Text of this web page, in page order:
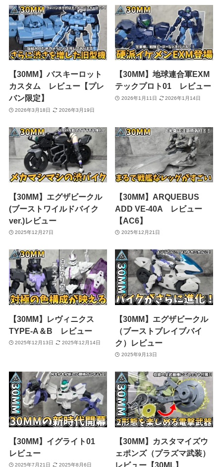
【30MM】バスキーロット
カスタム レビュー【プレ
バン限定】
2026年3月18日 2026年3月19日
【30MM】地球連合軍EXM
テックプロト01 レビュー
2026年1月11日 2026年1月14日
【30MM】エグザビークル
(ブーストワイルドバイク
ver.)レビュー
2025年12月27日
【30MM】ARQUEBUS
ADD VE-40A レビュー
【AC6】
2025年12月21日
【30MM】レヴィニクス
TYPE-A＆B レビュー
2025年12月13日 2025年12月14日
【30MM】エグザビークル
（ブーストブレイブバイ
ク）レビュー
2025年9月13日
【30MM】イグライト01
レビュー
2025年7月21日 2025年8月6日
【30MM】カスタマイズウ
ェポンズ（プラズマ武装）
レビュー【30ML】